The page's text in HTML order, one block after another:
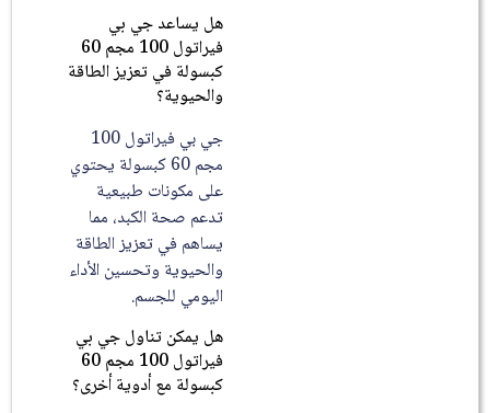
هل يساعد جي بي
فيراتول 100 مجم 60
كبسولة في تعزيز الطاقة
والحيوية؟
جي بي فيراتول 100
مجم 60 كبسولة يحتوي
على مكونات طبيعية
تدعم صحة الكبد، مما
يساهم في تعزيز الطاقة
والحيوية وتحسين الأداء
اليومي للجسم.
هل يمكن تناول جي بي
فيراتول 100 مجم 60
كبسولة مع أدوية أخرى؟